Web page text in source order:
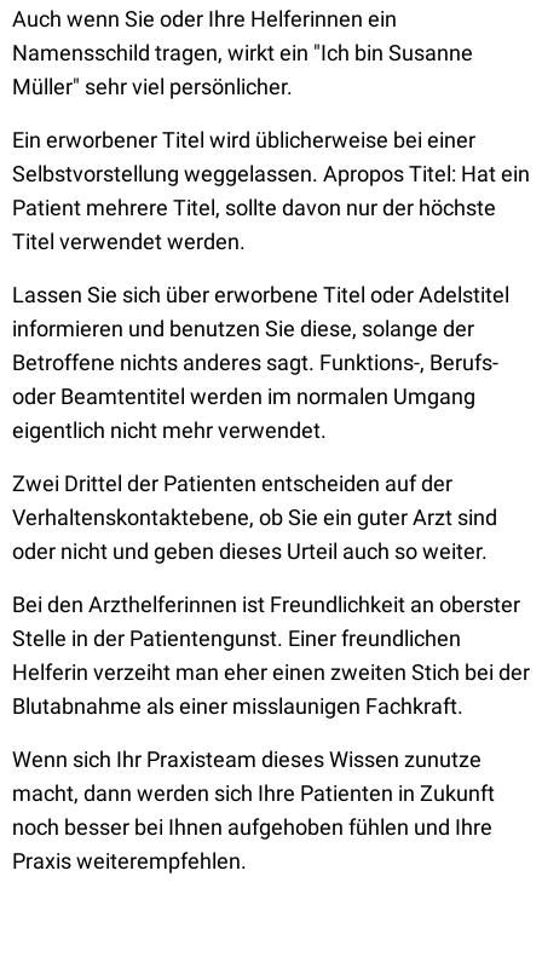
Auch wenn Sie oder Ihre Helferinnen ein
Namensschild tragen, wirkt ein "Ich bin Susanne
Müller" sehr viel persönlicher.
Ein erworbener Titel wird üblicherweise bei einer
Selbstvorstellung weggelassen. Apropos Titel: Hat ein
Patient mehrere Titel, sollte davon nur der höchste
Titel verwendet werden.
Lassen Sie sich über erworbene Titel oder Adelstitel
informieren und benutzen Sie diese, solange der
Betroffene nichts anderes sagt. Funktions-, Berufs-
oder Beamtentitel werden im normalen Umgang
eigentlich nicht mehr verwendet.
Zwei Drittel der Patienten entscheiden auf der
Verhaltenskontaktebene, ob Sie ein guter Arzt sind
oder nicht und geben dieses Urteil auch so weiter.
Bei den Arzthelferinnen ist Freundlichkeit an oberster
Stelle in der Patientengunst. Einer freundlichen
Helferin verzeiht man eher einen zweiten Stich bei der
Blutabnahme als einer misslaunigen Fachkraft.
Wenn sich Ihr Praxisteam dieses Wissen zunutze
macht, dann werden sich Ihre Patienten in Zukunft
noch besser bei Ihnen aufgehoben fühlen und Ihre
Praxis weiterempfehlen.